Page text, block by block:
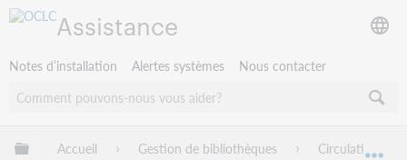
Assistance
Notes d’installation Alertes systèmes Nous contacter
Développer/réduire la hiérarchie globale
Accueil Gestion de bibliothèques Circulation